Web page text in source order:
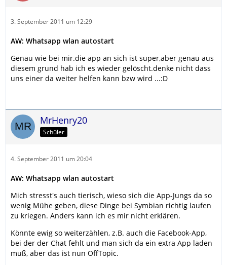
3. September 2011 um 12:29
AW: Whatsapp wlan autostart
Genau wie bei mir.die app an sich ist super,aber genau aus
diesem grund hab ich es wieder gelöscht.denke nicht dass
uns einer da weiter helfen kann bzw wird ...:D
MrHenry20
Schüler
4. September 2011 um 20:04
AW: Whatsapp wlan autostart
Mich stresst's auch tierisch, wieso sich die App-Jungs da so
wenig Mühe geben, diese Dinge bei Symbian richtig laufen
zu kriegen. Anders kann ich es mir nicht erklären.
Könnte ewig so weiterzählen, z.B. auch die Facebook-App,
bei der der Chat fehlt und man sich da ein extra App laden
muß, aber das ist nun OffTopic.